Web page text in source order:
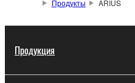
Продукты
ARIUS
Продукция